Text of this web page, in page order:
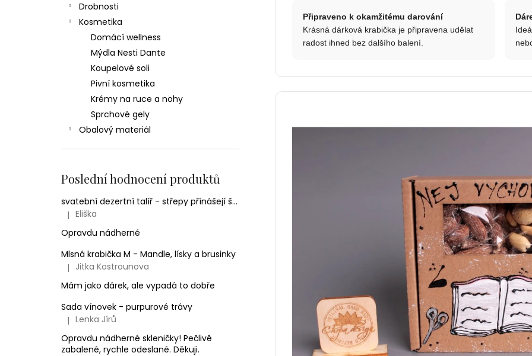
Drobnosti
Kosmetika
Domácí wellness
Mýdla Nesti Dante
Koupelové soli
Pivní kosmetika
Krémy na ruce a nohy
Sprchové gely
Obalový materiál
Poslední hodnocení produktů
svatební dezertní talíř - střepy přínášejí štěstí, srdíčko balónek
Hodnocení produktu je 5 z 5 hvězdiček.
| Eliška
Opravdu nádherné
Mlsná krabička M - Mandle, lísky a brusinky
Hodnocení produktu je 5 z 5 hvězdiček.
| Jitka Kostrounova
Mám jako dárek, ale vypadá to dobře
Sada vínovek - purpurové trávy
Hodnocení produktu je 5 z 5 hvězdiček.
| Lenka Jírů
Opravdu nádherné skleničky! Pečlivě
zabalené, rychle odeslané. Děkuji.
Připraveno k okamžitému darování
Krásná dárková krabička je připravena udělat
radost ihned bez dalšího balení.